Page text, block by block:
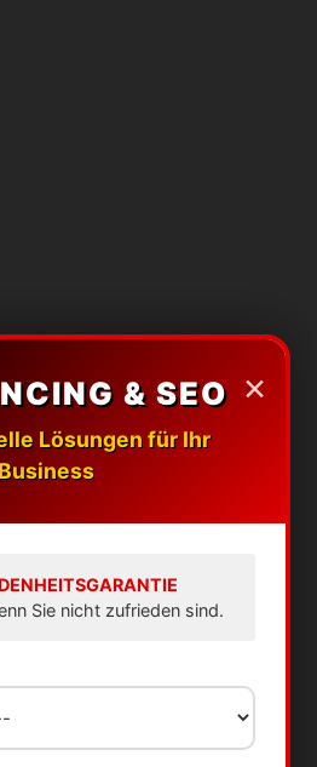
×
& SEO
Lösungen für Ihr
Business
Sie nicht zufrieden sind.